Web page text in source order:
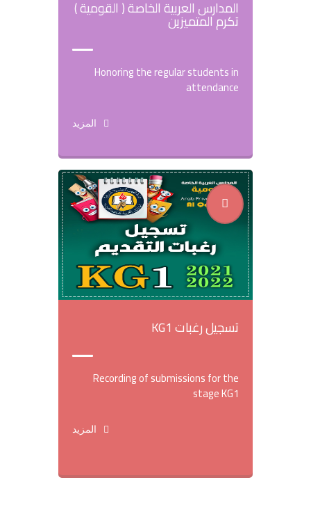
المدارس العربية الخاصة ( القومية )
تكرم المتميزين
Honoring the regular students in
attendance
المزيد
تسجيل رغبات KG1
Recording of submissions for the
stage KG1
المزيد